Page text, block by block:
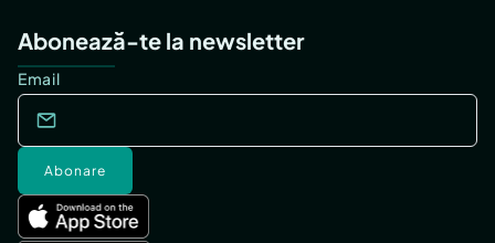
Abonează-te la newsletter
Email
Abonare